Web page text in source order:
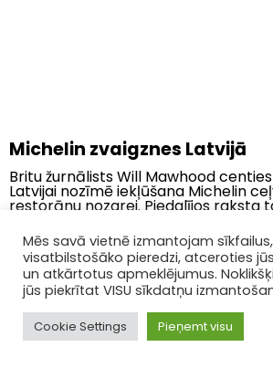
Michelin zvaigznes Latvijā
Britu žurnālists Will Mawhood
Latvijai nozīmē iekļūšana Michelin
restorānu nozarei. Piedalījos raksta
Mēs savā vietnē izmantojam
visatbilstošāko pieredzi, atceroties
un atkārtotus apmeklējumus.
jūs piekrītat VISU sīkdatņu
Cookie Settings Pieņemt visu